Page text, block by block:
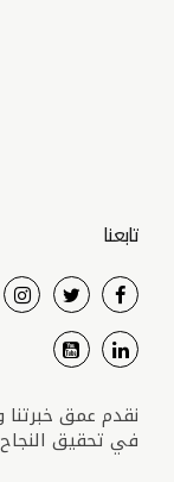
تابعنا
نقدم عمق
في تحقيق